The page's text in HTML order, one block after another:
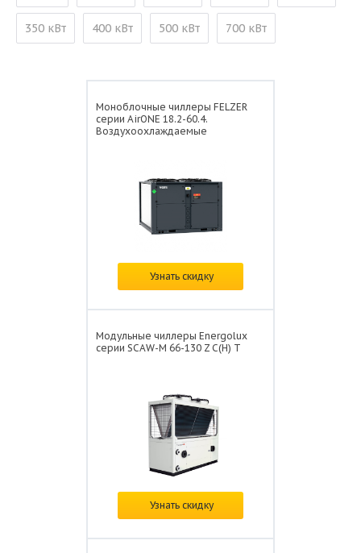
350 кВт 400 кВт 500 кВт 700 кВт
Моноблочные чиллеры FELZER
серии AirONE 18.2-60.4.
Воздухоохлаждаемые
по запросу
Узнать скидку
Модульные чиллеры Energolux
серии SCAW-M 66-130 Z C(H) T
по запросу
Узнать скидку